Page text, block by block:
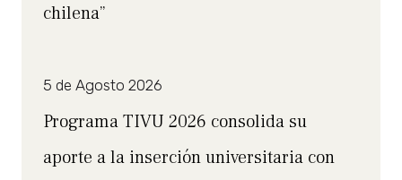
chilena”
5 de Agosto 2026
Programa TIVU 2026 consolida su
aporte a la inserción universitaria con